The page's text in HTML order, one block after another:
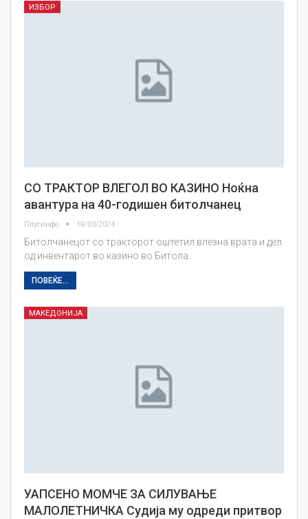
ИЗБОР
СО ТРАКТОР ВЛЕГОЛ ВО КАЗИНО Ноќна
авантура на 40-годишен битолчанец
Плусинфо 19/03/2024
Битолчанецот со тракторот оштетил влезна врата и дел
од инвентарот во казино во Битола.
ПОВЕЌЕ...
МАКЕДОНИЈА
УАПСЕНО МОМЧЕ ЗА СИЛУВАЊЕ
МАЛОЛЕТНИЧКА Судија му одреди притвор